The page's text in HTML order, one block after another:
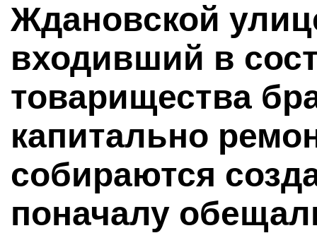
Ждановской
входивший в
товарищества
капитально
собираются
поначалу